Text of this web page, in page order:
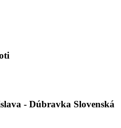
- Dúbravka Slovenská